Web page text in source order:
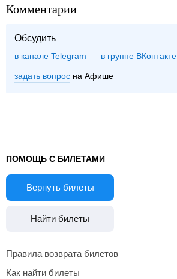
Комментарии
Обсудить
в канале Telegram группе ВКонтакте
задать вопрос на Афише
ПОМОЩЬ С БИЛЕТАМИ
Вернуть билеты
Найти билеты
Правила возврата билетов
Как найти билеты